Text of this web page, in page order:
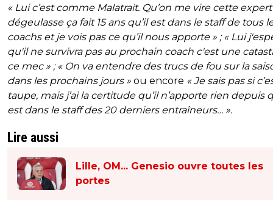
« Lui c’est comme Malatrait. Qu’on me vire cette expert
dégeulasse ça fait 15 ans qu’il est dans le staff de tous
coachs et je vois pas ce qu’il nous apporte » ; « Lui
qu'il ne survivra pas au prochain coach c'est une
ce mec » ; « On va entendre des trucs de fou sur la
dans les prochains jours » ou encore « Je sais pas si
taupe, mais j’ai la certitude qu’il n’apporte rien depuis
est dans le staff des 20 derniers entraîneurs… ».
Lire aussi
Lille, OM... Genesio ouvre toutes les
portes